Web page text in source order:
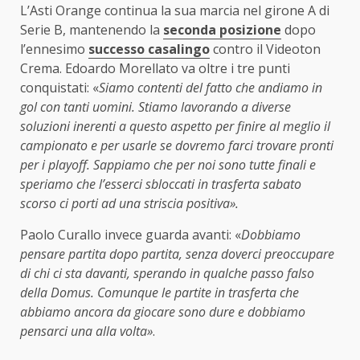
L’Asti Orange continua la sua marcia nel girone A di
Serie B, mantenendo la seconda posizione dopo
l’ennesimo successo casalingocontro il Videoton
Crema. Edoardo Morellato va oltre i tre punti
conquistati: «Siamo contenti del fatto che andiamo in
gol con tanti uomini. Stiamo lavorando a diverse
soluzioni inerenti a questo aspetto per finire al meglio il
campionato e per usarle se dovremo farci trovare pronti
per i playoff. Sappiamo che per noi sono tutte finali e
speriamo che l’esserci sbloccati in trasferta sabato
scorso ci porti ad una striscia positiva».
Paolo Curallo invece guarda avanti: «Dobbiamo
pensare partita dopo partita, senza doverci preoccupare
di chi ci sta davanti, sperando in qualche passo falso
della Domus. Comunque le partite in trasferta che
abbiamo ancora da giocare sono dure e dobbiamo
pensarci una alla volta».